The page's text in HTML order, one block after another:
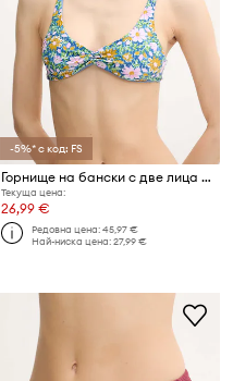
-5%* с код: FS
Горнище на бански с две лица Picture Kalta
Текуща цена:
26,99 €
Редовна цена:45,97 €
Най-ниска цена:27,99 €